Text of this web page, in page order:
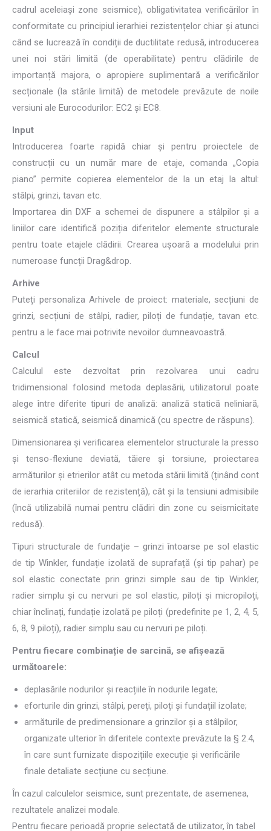
cadrul aceleiași zone seismice), obligativitatea verificărilor în
conformitate cu principiul ierarhiei rezistențelor chiar și atunci
când se lucrează în condiții de ductilitate redusă, introducerea
unei noi stări limită (de operabilitate) pentru clădirile de
importanță majora, o apropiere suplimentară a verificărilor
secționale (la stările limită) de metodele prevăzute de noile
versiuni ale Eurocodurilor: EC2 și EC8.
Input
Introducerea foarte rapidă chiar și pentru proiectele de
construcții cu un număr mare de etaje, comanda „Copia
piano” permite copierea elementelor de la un etaj la altul:
stâlpi, grinzi, tavan etc.
Importarea din DXF a schemei de dispunere a stâlpilor și a
liniilor care identifică poziția diferitelor elemente structurale
pentru toate etajele clădirii. Crearea ușoară a modelului prin
numeroase funcții Drag&drop.
Arhive
Puteți personaliza Arhivele de proiect: materiale, secțiuni de
grinzi, secțiuni de stâlpi, radier, piloți de fundație, tavan etc.
pentru a le face mai potrivite nevoilor dumneavoastră.
Calcul
Calculul este dezvoltat prin rezolvarea unui cadru
tridimensional folosind metoda deplasării, utilizatorul poate
alege între diferite tipuri de analiză: analiză statică neliniară,
seismică statică, seismică dinamică (cu spectre de răspuns).
Dimensionarea și verificarea elementelor structurale la presso
și tenso-flexiune deviată, tăiere și torsiune, proiectarea
armăturilor și etrierilor atât cu metoda stării limită (ținând cont
de ierarhia criteriilor de rezistență), cât și la tensiuni admisibile
(încă utilizabilă numai pentru clădiri din zone cu seismicitate
redusă).
Tipuri structurale de fundație – grinzi întoarse pe sol elastic
de tip Winkler, fundație izolată de suprafață (și tip pahar) pe
sol elastic conectate prin grinzi simple sau de tip Winkler,
radier simplu și cu nervuri pe sol elastic, piloți și micropiloți,
chiar înclinați, fundație izolată pe piloți (predefinite pe 1, 2, 4, 5,
6, 8, 9 piloți), radier simplu sau cu nervuri pe piloți.
Pentru fiecare combinație de sarcină, se afișează
următoarele:
deplasările nodurilor și reacțiile în nodurile legate;
eforturile din grinzi, stâlpi, pereți, piloți și fundațiil izolate;
armăturile de predimensionare a grinzilor și a stâlpilor,
organizate ulterior în diferitele contexte prevăzute la § 2.4,
în care sunt furnizate dispozițiile execuție și verificările
finale detaliate secțiune cu secțiune.
În cazul calculelor seismice, sunt prezentate, de asemenea,
rezultatele analizei modale.
Pentru fiecare perioadă proprie selectată de utilizator, în tabel